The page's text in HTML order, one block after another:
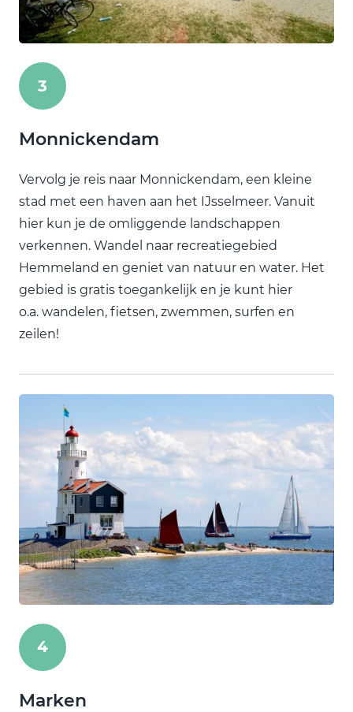
3
Monnickendam
Vervolg je reis naar Monnickendam, een kleine
stad met een haven aan het IJsselmeer. Vanuit
hier kun je de omliggende landschappen
verkennen. Wandel naar recreatiegebied
Hemmeland en geniet van natuur en water. Het
gebied is gratis toegankelijk en je kunt hier
o.a. wandelen, fietsen, zwemmen, surfen en
zeilen!
4
Marken